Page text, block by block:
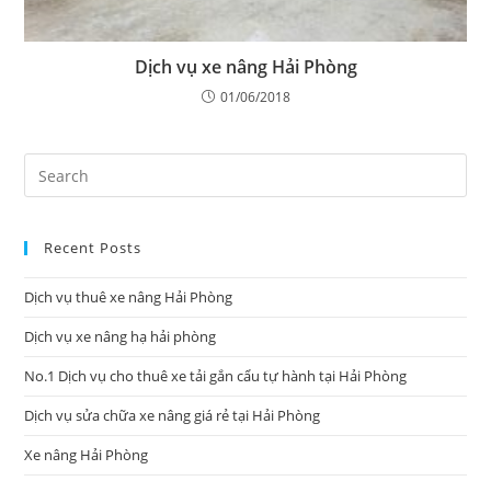
Dịch vụ xe nâng Hải Phòng
01/06/2018
Recent Posts
Dịch vụ thuê xe nâng Hải Phòng
Dịch vụ xe nâng hạ hải phòng
No.1 Dịch vụ cho thuê xe tải gắn cẩu tự hành tại Hải Phòng
Dịch vụ sửa chữa xe nâng giá rẻ tại Hải Phòng
Xe nâng Hải Phòng